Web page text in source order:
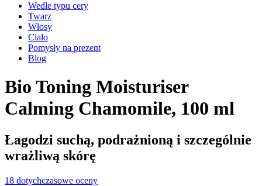
Wedle typu cery
Twarz
Włosy
Ciało
Pomysły na prezent
Blog
Bio Toning Moisturiser
Calming Chamomile, 100 ml
Łagodzi suchą, podrażnioną i szczególnie
wrażliwą skórę
18 dotychczasowe oceny